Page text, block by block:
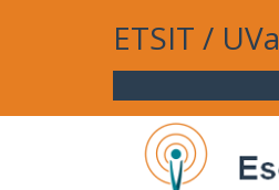
ETSIT / UVa